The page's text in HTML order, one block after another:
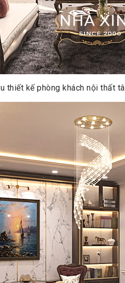
thiết kế phòng khách nội thất